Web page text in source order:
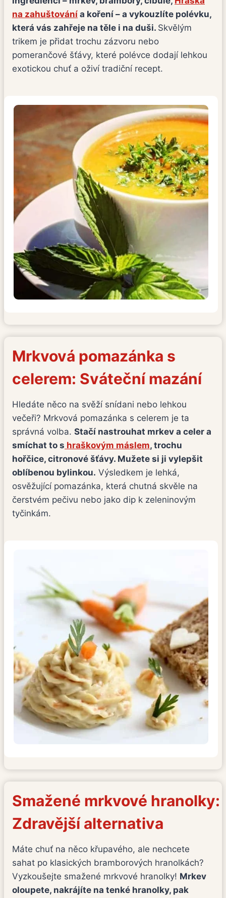
na zahuštování a koření – a vykouzlíte polévku,
která vás zahřeje na těle i na duši. Skvělým
trikem je přidat trochu zázvoru nebo
pomerančové šťávy, které polévce dodají lehkou
exotickou chuť a oživí tradiční recept.
Mrkvová pomazánka s
celerem: Sváteční mazání
Hledáte něco na svěží snídani nebo lehkou
večeři? Mrkvová pomazánka s celerem je ta
správná volba. Stačí nastrouhat mrkev a celer a
smíchat to s hraškovým máslem, trochu
hořčice, citronové šťávy. Mužete si ji vylepšit
oblíbenou bylinkou. Výsledkem je lehká,
osvěžující pomazánka, která chutná skvěle na
čerstvém pečivu nebo jako dip k zeleninovým
tyčinkám.
Smažené mrkvové hranolky:
Zdravější alternativa
Máte chuť na něco křupavého, ale nechcete
sahat po klasických bramborových hranolkách?
Vyzkoušejte smažené mrkvové hranolky! Mrkev
oloupete, nakrájíte na tenké hranolky, pak